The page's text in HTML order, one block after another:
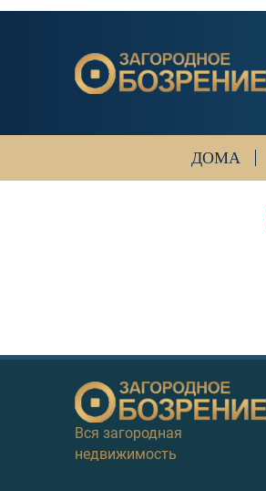
ДОМА
Вся загородная
недвижимость